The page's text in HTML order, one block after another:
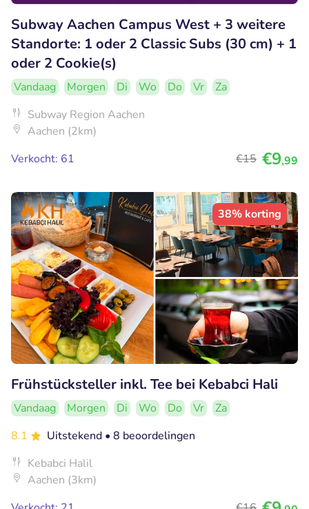
Subway Aachen Campus West + 3 weitere
Standorte: 1 oder 2 Classic Subs (30 cm) + 1
oder 2 Cookie(s)
Vandaag Morgen Di Wo Do Vr
Za
Subway Region Aachen
Aachen (2km)
Verkocht: 61
€15 €9,99
38% korting
Frühstücksteller inkl. Tee bei Kebabci Hali
Vandaag Morgen Di Wo Do Vr
Za
8.1
Uitstekend • 8 beoordelingen
Kebabci Halil
Aachen (3km)